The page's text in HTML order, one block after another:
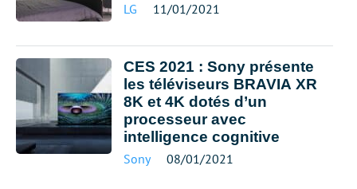
LG 11/01/2021
CES 2021 : Sony présente
les téléviseurs BRAVIA XR
8K et 4K dotés d’un
processeur avec
intelligence cognitive
Sony 08/01/2021